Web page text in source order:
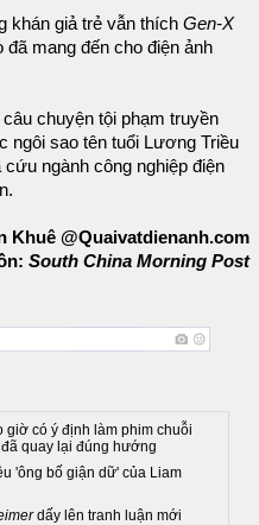
khán giả trẻ vẫn thích Gen-X
mang đến cho điện ảnh
câu chuyện tội phạm truyền
ngôi sao tên tuổi Lương Triều
ngành công nghiệp điện
Khuê @Quaivatdienanh.com
South China Morning Post
giờ có ý định làm phim chuỗi
đã quay lại đúng hướng
'ông bố giận dữ' của Liam
dấy lên tranh luận mới